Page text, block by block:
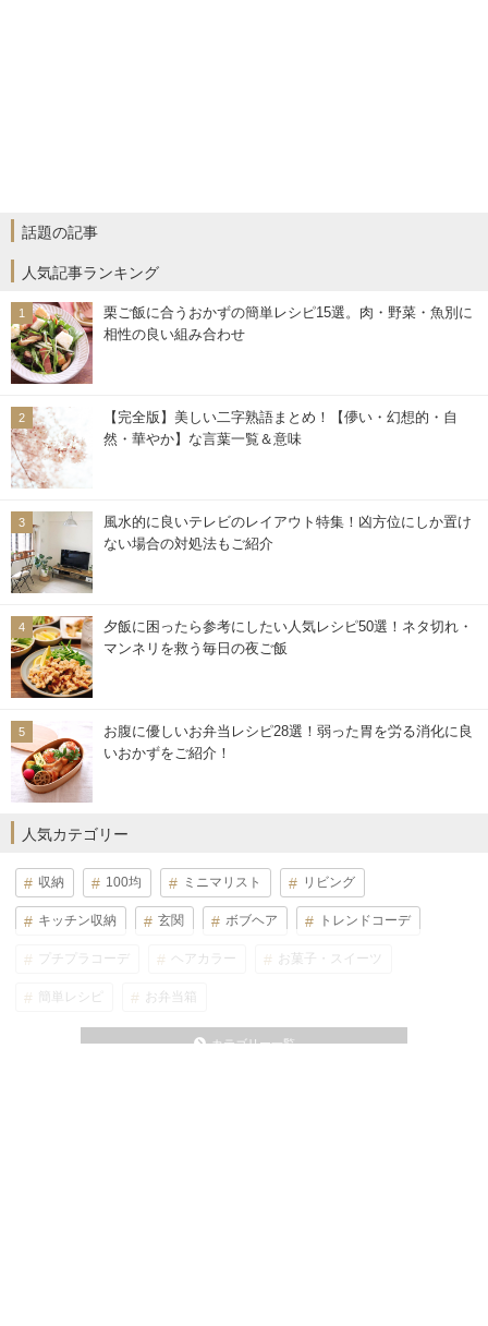
話題の記事
人気記事ランキング
栗ご飯に合うおかずの簡単レシピ15選。肉・野菜・魚別に
相性の良い組み合わせ
【完全版】美しい二字熟語まとめ！【儚い・幻想的・自
然・華やか】な言葉一覧＆意味
風水的に良いテレビのレイアウト特集！凶方位にしか置け
ない場合の対処法もご紹介
夕飯に困ったら参考にしたい人気レシピ50選！ネタ切れ・
マンネリを救う毎日の夜ご飯
お腹に優しいお弁当レシピ28選！弱った胃を労る消化に良
いおかずをご紹介！
人気カテゴリー
収納 100均 ミニマリスト リビング
キッチン収納 玄関 ボブヘア トレンドコーデ
プチプラコーデ ヘアカラー お菓子・スイーツ
簡単レシピ お弁当箱
カテゴリー一覧